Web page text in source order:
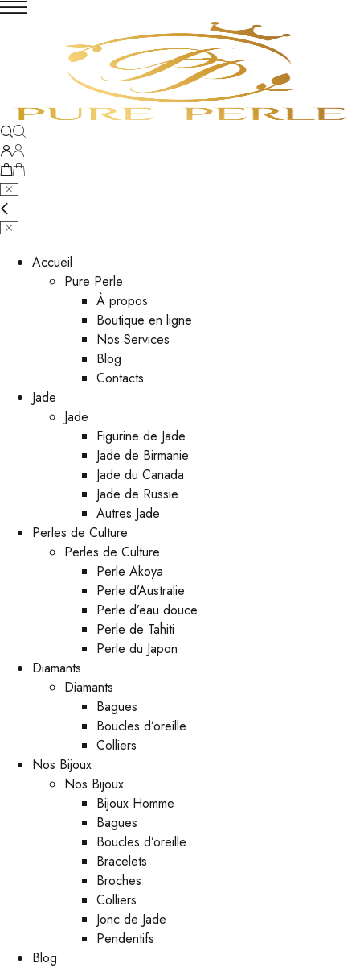
Accueil
Pure Perle
À propos
Boutique en ligne
Nos Services
Blog
Contacts
Jade
Jade
Figurine de Jade
Jade de Birmanie
Jade du Canada
Jade de Russie
Autres Jade
Perles de Culture
Perles de Culture
Perle Akoya
Perle d’Australie
Perle d’eau douce
Perle de Tahiti
Perle du Japon
Diamants
Diamants
Bagues
Boucles d’oreille
Colliers
Nos Bijoux
Nos Bijoux
Bijoux Homme
Bagues
Boucles d’oreille
Bracelets
Broches
Colliers
Jonc de Jade
Pendentifs
Blog